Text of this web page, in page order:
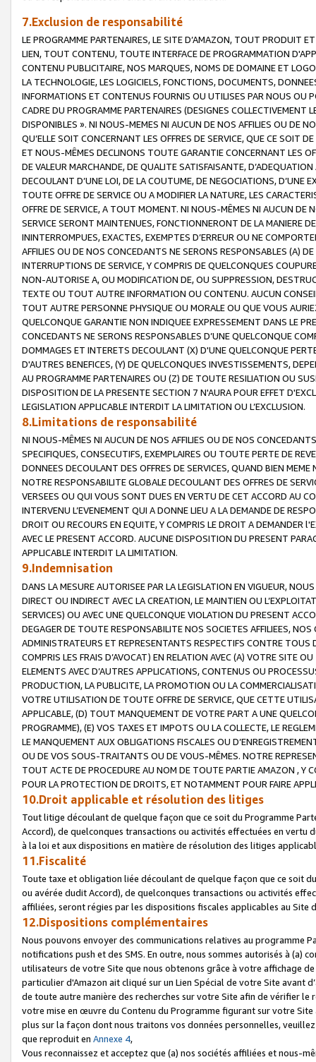
7.Exclusion de responsabilité
LE PROGRAMME PARTENAIRES, LE SITE D’AMAZON, TOUT PRODUIT
LIEN, TOUT CONTENU, TOUTE INTERFACE DE PROGRAMMATION
CONTENU PUBLICITAIRE, NOS MARQUES, NOMS DE DOMAINE ET
LA TECHNOLOGIE, LES LOGICIELS, FONCTIONS, DOCUMENTS,
INFORMATIONS ET CONTENUS FOURNIS OU UTILISES PAR NOUS OU
CADRE DU PROGRAMME PARTENAIRES (DESIGNES COLLECTIVEMENT
DISPONIBLES ». NI NOUS-MEMES NI AUCUN DE NOS AFFILIES OU DE
QU’ELLE SOIT CONCERNANT LES OFFRES DE SERVICE, QUE CE SOIT
ET NOUS-MÊMES DECLINONS TOUTE GARANTIE CONCERNANT LES
DE VALEUR MARCHANDE, DE QUALITE SATISFAISANTE,
DECOULANT D’UNE LOI, DE LA COUTUME, DE NEGOCIATIONS, D’UNE
TOUTE OFFRE DE SERVICE OU A MODIFIER LA NATURE, LES
OFFRE DE SERVICE, A TOUT MOMENT. NI NOUS-MÊMES NI AUCUN DE
SERVICE SERONT MAINTENUES, FONCTIONNERONT DE LA MANIERE
ININTERROMPUES, EXACTES, EXEMPTES D’ERREUR OU NE
AFFILIES OU DE NOS CONCEDANTS NE SERONS RESPONSABLES (A)
INTERRUPTIONS DE SERVICE, Y COMPRIS DE QUELCONQUES
NON-AUTORISE A, OU MODIFICATION DE, OU SUPPRESSION,
TEXTE OU TOUT AUTRE INFORMATION OU CONTENU. AUCUN
TOUT AUTRE PERSONNE PHYSIQUE OU MORALE OU QUE VOUS
QUELCONQUE GARANTIE NON INDIQUEE EXPRESSEMENT DANS LE
CONCEDANTS NE SERONS RESPONSABLES D’UNE QUELCONQUE
DOMMAGES ET INTERETS DECOULANT (X) D'UNE QUELCONQUE
D'AUTRES BENEFICES, (Y) DE QUELCONQUES INVESTISSEMENTS,
AU PROGRAMME PARTENAIRES OU (Z) DE TOUTE RESILIATION OU
DISPOSITION DE LA PRESENTE SECTION 7 N'AURA POUR EFFET
LEGISLATION APPLICABLE INTERDIT LA LIMITATION OU L’EXCLUSION.
8.Limitations de responsabilité
NI NOUS-MÊMES NI AUCUN DE NOS AFFILIES OU DE NOS
SPECIFIQUES, CONSECUTIFS, EXEMPLAIRES OU TOUTE PERTE DE
DONNEES DECOULANT DES OFFRES DE SERVICES, QUAND BIEN
NOTRE RESPONSABILITE GLOBALE DECOULANT DES OFFRES DE
VERSEES OU QUI VOUS SONT DUES EN VERTU DE CET ACCORD AU
INTERVENU L’EVENEMENT QUI A DONNE LIEU A LA DEMANDE DE
DROIT OU RECOURS EN EQUITE, Y COMPRIS LE DROIT A DEMANDER
AVEC LE PRESENT ACCORD. AUCUNE DISPOSITION DU PRESENT
APPLICABLE INTERDIT LA LIMITATION.
9.Indemnisation
DANS LA MESURE AUTORISEE PAR LA LEGISLATION EN VIGUEUR,
DIRECT OU INDIRECT AVEC LA CREATION, LE MAINTIEN OU
SERVICES) OU AVEC UNE QUELCONQUE VIOLATION DU PRESENT
DEGAGER DE TOUTE RESPONSABILITE NOS SOCIETES AFFILIEES,
ADMINISTRATEURS ET REPRESENTANTS RESPECTIFS CONTRE
COMPRIS LES FRAIS D’AVOCAT) EN RELATION AVEC (A) VOTRE SITE
ELEMENTS AVEC D’AUTRES APPLICATIONS, CONTENUS OU
PRODUCTION, LA PUBLICITE, LA PROMOTION OU LA
VOTRE UTILISATION DE TOUTE OFFRE DE SERVICE, QUE CETTE
APPLICABLE, (D) TOUT MANQUEMENT DE VOTRE PART A UNE
PROGRAMME), (E) VOS TAXES ET IMPOTS OU LA COLLECTE, LE
LE MANQUEMENT AUX OBLIGATIONS FISCALES OU
OU DE VOS SOUS-TRAITANTS OU DE VOUS-MÊMES. NOTRE
TOUT ACTE DE PROCEDURE AU NOM DE TOUTE PARTIE AMAZON , Y
POUR LA PROTECTION DE DROITS, ET NOTAMMENT POUR FAIRE
10.Droit applicable et résolution des litiges
Tout litige découlant de quelque façon que ce soit du Programme
Accord), de quelconques transactions ou activités effectuées en vertu
à la loi et aux dispositions en matière de résolution des litiges
11.Fiscalité
Toute taxe et obligation liée découlant de quelque façon que ce soit
ou avérée dudit Accord), de quelconques transactions ou activités
affiliées, seront régies par les dispositions fiscales applicables au Site
12.Dispositions complémentaires
Nous pouvons envoyer des communications relatives au programme
notifications push et des SMS. En outre, nous sommes autorisés à
utilisateurs de votre Site que nous obtenons grâce à votre affichage
particulier d'Amazon ait cliqué sur un Lien Spécial de votre Site avant
de toute autre manière des recherches sur votre Site afin de vérifier
votre mise en œuvre du Contenu du Programme figurant sur votre
plus sur la façon dont nous traitons vos données personnelles,
que reproduit en Annexe 4,
Vous reconnaissez et acceptez que (a) nos sociétés affiliées et nous-